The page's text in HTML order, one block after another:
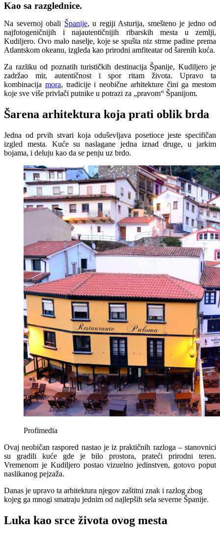
Kao sa razglednice.
Na severnoj obali Španije, u regiji Asturija, smešteno je jedno od
najfotogeničnijih i najautentičnijih ribarskih mesta u zemlji,
Kudiljero. Ovo malo naselje, koje se spušta niz strme padine prema
Atlantskom okeanu, izgleda kao prirodni amfiteatar od šarenih kuća.
Za razliku od poznatih turističkih destinacija Španije, Kudiljero je
zadržao mir, autentičnost i spor ritam života. Upravo ta
kombinacija mora, tradicije i neobične arhitekture čini ga mestom
koje sve više privlači putnike u potrazi za „pravom“ Španijom.
Šarena arhitektura koja prati oblik brda
Jedna od prvih stvari koja oduševljava posetioce jeste specifičan
izgled mesta. Kuće su naslagane jedna iznad druge, u jarkim
bojama, i deluju kao da se penju uz brdo.
Profimedia
Ovaj neobičan raspored nastao je iz praktičnih razloga – stanovnici
su gradili kuće gde je bilo prostora, prateći prirodni teren.
Vremenom je Kudiljero postao vizuelno jedinstven, gotovo poput
naslikanog pejzaža.
Danas je upravo ta arhitektura njegov zaštitni znak i razlog zbog
kojeg ga mnogi smatraju jednim od najlepših sela severne Španije.
Luka kao srce života ovog mesta